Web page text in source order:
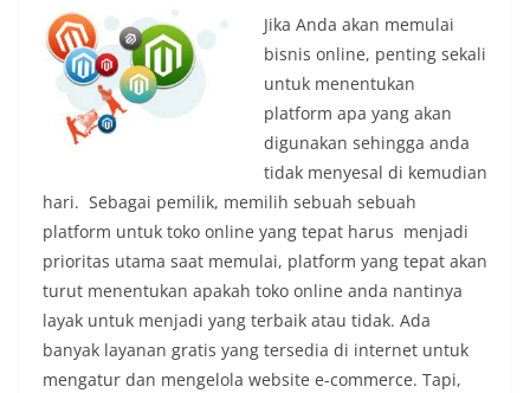
Jika Anda akan memulai
bisnis online, penting sekali
untuk menentukan
platform apa yang akan
digunakan sehingga anda
tidak menyesal di kemudian
hari. Sebagai pemilik, memilih sebuah sebuah
platform untuk toko online yang tepat harus menjadi
prioritas utama saat memulai, platform yang tepat akan
turut menentukan apakah toko online anda nantinya
layak untuk menjadi yang terbaik atau tidak. Ada
banyak layanan gratis yang tersedia di internet untuk
mengatur dan mengelola website e-commerce. Tapi,